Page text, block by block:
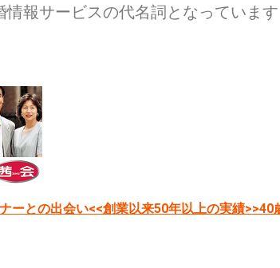
報サービスの代名詞となっています
ーとの出会い<<創業以来50年以上の実績